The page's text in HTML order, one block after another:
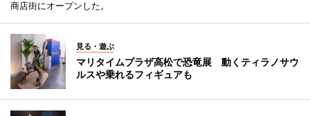
商店街にオープンした。
見る・遊ぶ
マリタイムプラザ高松で恐竜展 動くティラノサウ
ルスや乗れるフィギュアも